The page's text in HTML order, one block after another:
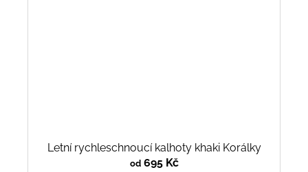
Letní rychleschnoucí kalhoty khaki Korálky
od695 Kč